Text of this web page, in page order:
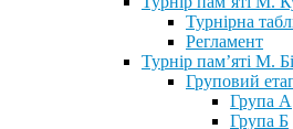
Турнірна
Регламент
Турнір пам’яті М.
Груповий
Група А
Група Б